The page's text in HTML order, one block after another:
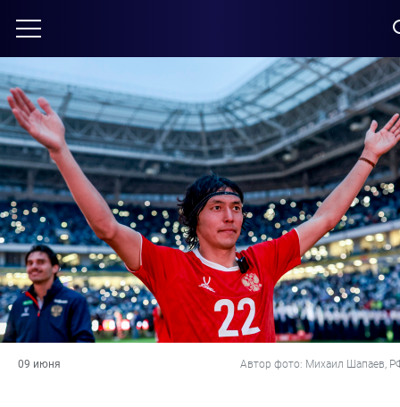
09 июня Автор фото: Михаил Шапаев,